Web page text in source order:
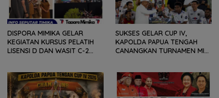
DISPORA MIMIKA GELAR
KEGIATAN KURSUS PELATIH
LISENSI D DAN WASIT C-2
SUKSES GELAR CUP IV,
KAPOLDA PAPUA TENGAH
CANANGKAN TURNAMEN MINI